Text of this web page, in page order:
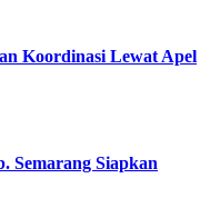
Koordinasi Lewat Apel
Semarang Siapkan